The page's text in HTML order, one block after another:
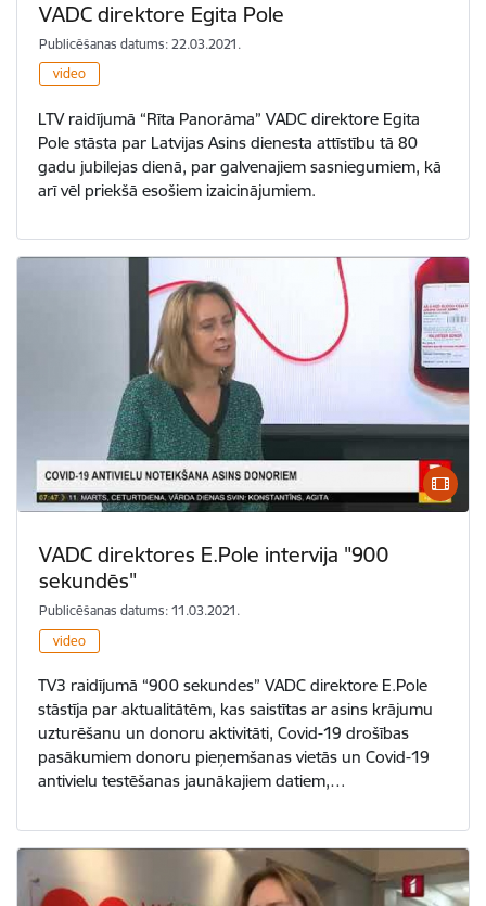
VADC direktore Egita Pole
Publicēšanas datums: 22.03.2021.
video
LTV raidījumā “Rīta Panorāma” VADC direktore Egita
Pole stāsta par Latvijas Asins dienesta attīstību tā 80
gadu jubilejas dienā, par galvenajiem sasniegumiem, kā
arī vēl priekšā esošiem izaicinājumiem.
VADC direktores E.Pole intervija "900
sekundēs"
Publicēšanas datums: 11.03.2021.
video
TV3 raidījumā “900 sekundes” VADC direktore E.Pole
stāstīja par aktualitātēm, kas saistītas ar asins krājumu
uzturēšanu un donoru aktivitāti, Covid-19 drošības
pasākumiem donoru pieņemšanas vietās un Covid-19
antivielu testēšanas jaunākajiem datiem,…